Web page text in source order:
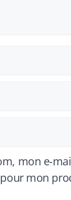
mon e-
mon